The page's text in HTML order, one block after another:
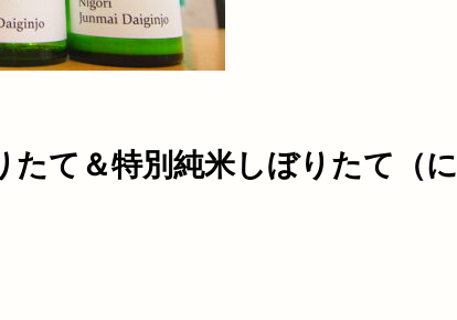
て＆特別純米しぼりたて（に